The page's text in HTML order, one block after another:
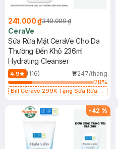
241.000 ₫340.000 ₫
CeraVe
Sữa Rửa Mặt CeraVe Cho Da
Thường Đến Khô 236ml
Hydrating Cleanser
4.9 (116)
247/tháng
28%
Bill Cerave 299K Tặng Sữa Rửa
-42 %